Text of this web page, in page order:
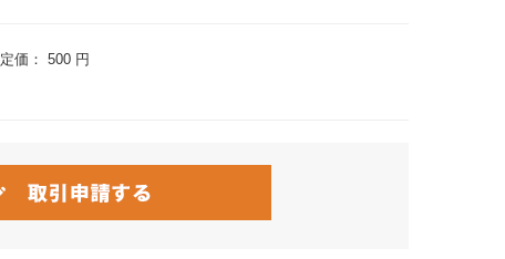
定価： 500 円